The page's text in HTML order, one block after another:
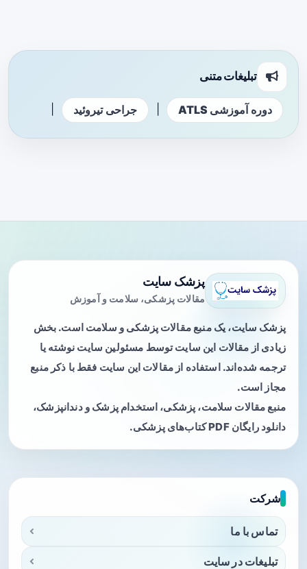
تبلیغات متنی
دوره آموزشی ATLS جراحی تیروئید
پزشک سایت
مقالات پزشکی، سلامت و آموزش
پزشک سایت، یک منبع مقالات پزشکی و سلامت است. بخش
زیادی از مقالات این سایت توسط مسئولین سایت نوشته یا
ترجمه شده‌اند. استفاده از مقالات این سایت فقط با ذکر منبع
مجاز است.
منبع مقالات سلامت، پزشکی، استخدام پزشک و دندانپزشک،
دانلود رایگان PDF کتاب‌های پزشکی.
شرکت
تماس با ما
تبلیغات در سایت